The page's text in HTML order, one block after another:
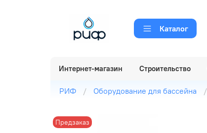
Каталог
Интернет-магазин Строительство
РИФ Оборудование для бассейна
Предзаказ